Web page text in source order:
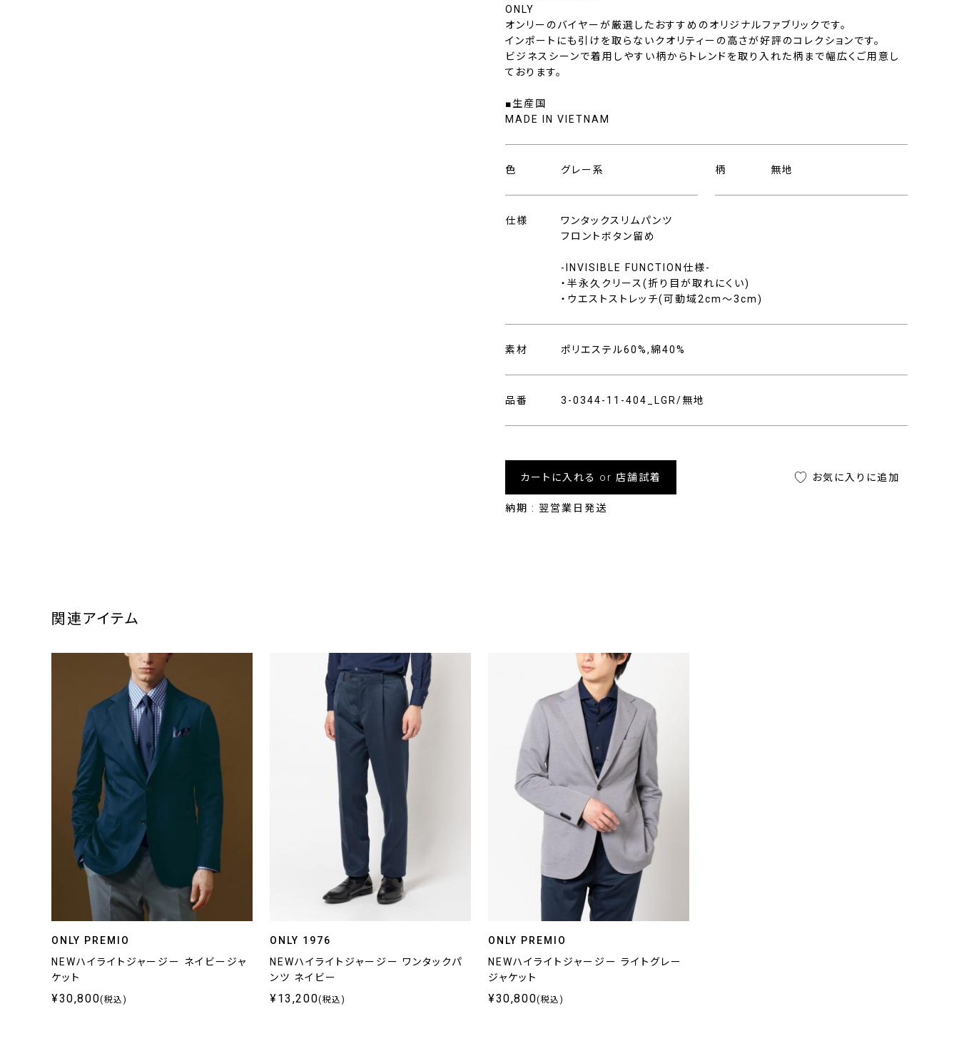
ONLY
オンリーのバイヤーが厳選したおすすめのオリジナルファブリックです。
インポートにも引けを取らないクオリティーの高さが好評のコレクションです。
ビジネスシーンで着用しやすい柄からトレンドを取り入れた柄まで幅広くご用意し
ております。
■生産国
MADE IN VIETNAM
色 グレー系 柄 無地
仕様
ワンタックスリムパンツ
フロントボタン留め
-INVISIBLE FUNCTION仕様-
・半永久クリース(折り目が取れにくい)
・ウエストストレッチ(可動域2cm〜3cm)
素材 ポリエステル60%,綿40%
品番 3-0344-11-404_LGR/無地
カートに入れる or 店舗試着
納期 : 翌営業日発送
お気に入りに追加
関連アイテム
ONLY PREMIO
NEWハイライトジャージー ネイビージャ
ケット
¥30,800(税込)
ONLY 1976
NEWハイライトジャージー ワンタックパ
ンツ ネイビー
¥13,200(税込)
ONLY PREMIO
NEWハイライトジャージー ライトグレー
ジャケット
¥30,800(税込)